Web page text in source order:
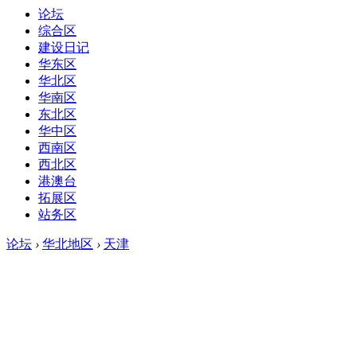
论坛
综合区
建设日记
华东区
华北区
华南区
东北区
华中区
西南区
西北区
港澳台
拓展区
站务区
论坛 › 华北地区 › 天津